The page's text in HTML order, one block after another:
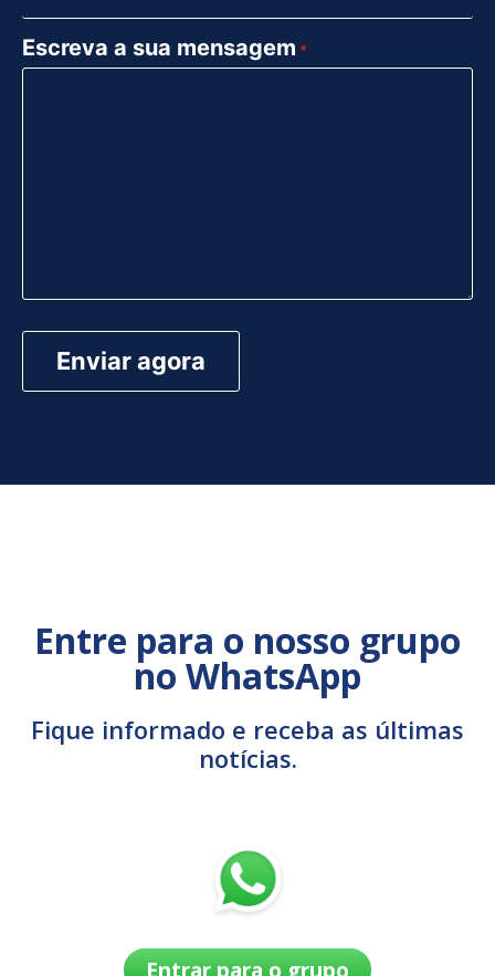
Escreva a sua mensagem *
Entre para o nosso grupo
no WhatsApp
Fique informado e receba as últimas
notícias.
Entrar para o grupo